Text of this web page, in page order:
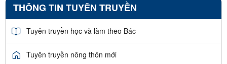
THÔNG TIN TUYÊN TRUYỀN
Tuyên truyền học và làm theo Bác
Tuyên truyền nông thôn mới